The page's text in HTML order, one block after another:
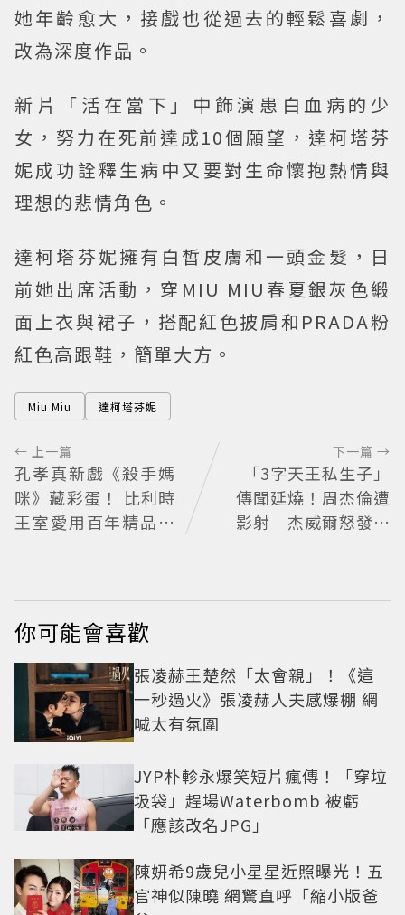
她年齡愈大，接戲也從過去的輕鬆喜劇，
改為深度作品。
新片「活在當下」中飾演患白血病的少
女，努力在死前達成10個願望，達柯塔芬
妮成功詮釋生病中又要對生命懷抱熱情與
理想的悲情角色。
達柯塔芬妮擁有白皙皮膚和一頭金髮，日
前她出席活動，穿MIU MIU春夏銀灰色緞
面上衣與裙子，搭配紅色披肩和PRADA粉
紅色高跟鞋，簡單大方。
Miu Miu 達柯塔芬妮
← 上一篇
孔孝真新戲《殺手媽
咪》藏彩蛋！ 比利時
王室愛用百年精品也
下一篇 →
「3字天王私生子」
傳聞延燒！周杰倫遭
影射 杰威爾怒發聲
你可能會喜歡
張凌赫王楚然「太會親」！《這
一秒過火》張凌赫人夫感爆棚 網
喊太有氛圍
JYP朴軫永爆笑短片瘋傳！「穿垃
圾袋」趕場Waterbomb 被虧
「應該改名JPG」
陳妍希9歲兒小星星近照曝光！五
官神似陳曉 網驚直呼「縮小版爸